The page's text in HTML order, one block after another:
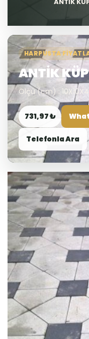
HARPUSTA
ANTİK
Ölçü (cm) :
731,97 ₺
Telefonla Ara